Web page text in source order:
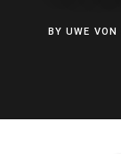
BYUWE VON